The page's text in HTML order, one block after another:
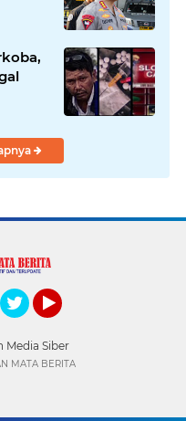
Media Siber
MATA BERITA